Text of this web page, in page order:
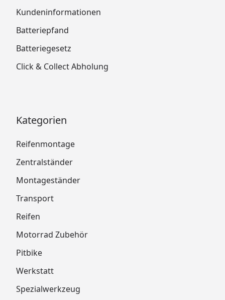
Kundeninformationen
Batteriepfand
Batteriegesetz
Click & Collect Abholung
Kategorien
Reifenmontage
Zentralständer
Montageständer
Transport
Reifen
Motorrad Zubehör
Pitbike
Werkstatt
Spezialwerkzeug